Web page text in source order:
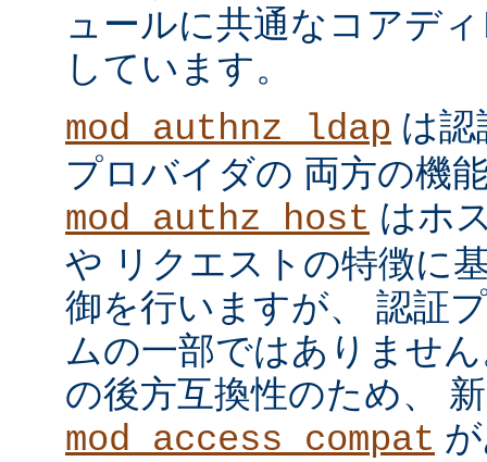
ュールに共通なコアデ
しています。
mod_authnz_ldap は
プロバイダの 両方の機
mod_authz_host はホ
や リクエストの特徴に
御を行いますが、 認証
ムの一部ではありませ
の後方互換性のため、
mod_access_compat